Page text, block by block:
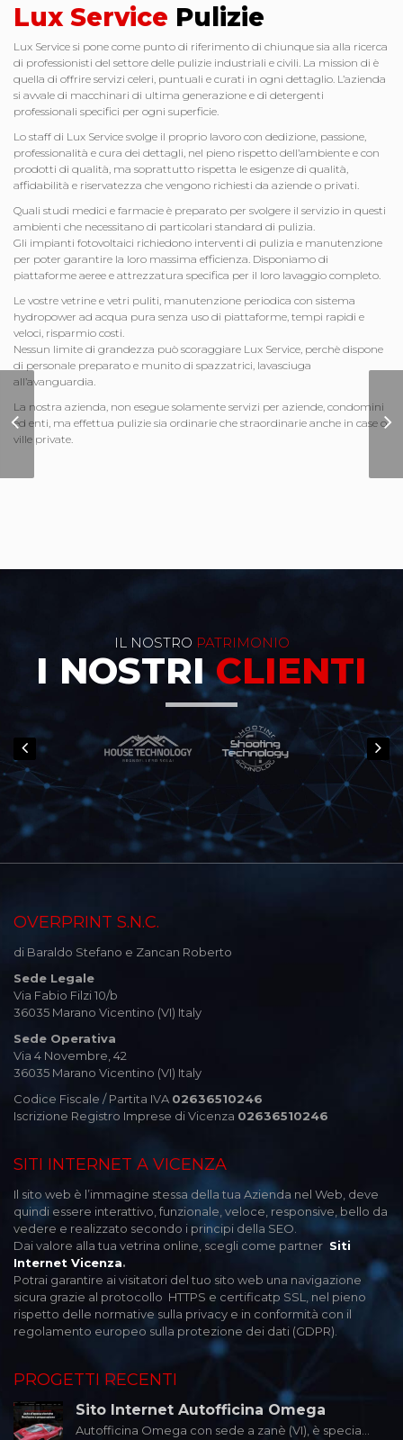
Lux Service Pulizie
Lux Service si pone come punto di riferimento di chiunque sia alla ricerca
di professionisti del settore delle pulizie industriali e civili. La mission di è
quella di offrire servizi celeri, puntuali e curati in ogni dettaglio. L’azienda
si avvale di macchinari di ultima generazione e di detergenti
professionali specifici per ogni superficie.
Lo staff di Lux Service svolge il proprio lavoro con dedizione, passione,
professionalità e cura dei dettagli, nel pieno rispetto dell’ambiente e con
prodotti di qualità, ma soprattutto rispetta le esigenze di qualità,
affidabilità e riservatezza che vengono richiesti da aziende o privati.
Quali studi medici e farmacie è preparato per svolgere il servizio in questi
ambienti che necessitano di particolari standard di pulizia.
Gli impianti fotovoltaici richiedono interventi di pulizia e manutenzione
per poter garantire la loro massima efficienza. Disponiamo di
piattaforme aeree e attrezzatura specifica per il loro lavaggio completo.
Le vostre vetrine e vetri puliti, manutenzione periodica con sistema
hydropower ad acqua pura senza uso di piattaforme, tempi rapidi e
veloci, risparmio costi.
Nessun limite di grandezza può scoraggiare Lux Service, perchè dispone
di personale preparato e munito di spazzatrici, lavasciuga
all’avanguardia.
La nostra azienda, non esegue solamente servizi per aziende, condomini
ed enti, ma effettua pulizie sia ordinarie che straordinarie anche in case o
ville private.
Sito Internet
Autodemolizione
Luca Fratelli
IL NOSTRO PATRIMONIO
I NOSTRICLIENTI
OVERPRINT S.N.C.
di Baraldo Stefano e Zancan Roberto
Sede Legale
Via Fabio Filzi 10/b
36035 Marano Vicentino (VI) Italy
Sede Operativa
Via 4 Novembre, 42
36035 Marano Vicentino (VI) Italy
Codice Fiscale / Partita IVA 02636510246
Iscrizione Registro Imprese di Vicenza 02636510246
SITI INTERNET A VICENZA
Il sito web è l’immagine stessa della tua Azienda nel Web, deve
quindi essere interattivo, funzionale, veloce, responsive, bello da
vedere e realizzato secondo i principi della SEO.
Dai valore alla tua vetrina online, scegli come partner Siti
Internet Vicenza.
Potrai garantire ai visitatori del tuo sito web una navigazione
sicura grazie al protocollo HTTPS e certificatp SSL, nel pieno
rispetto delle normative sulla privacy e in conformità con il
regolamento europeo sulla protezione dei dati (GDPR).
PROGETTI RECENTI
Sito Internet Autofficina Omega
Autofficina Omega con sede a zanè (VI), è specia...